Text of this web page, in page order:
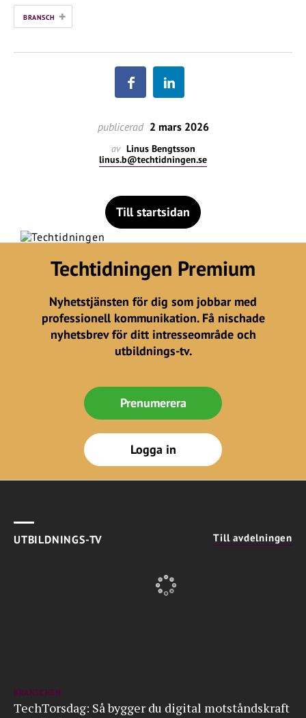
BRANSCH +
publicerad 2 mars 2026
av Linus Bengtsson
linus.b@techtidningen.se
Till startsidan
Techtidningen Premium
Nyhetstjänsten för dig som jobbar med
professionell kommunikation. Få nischade
nyhetsbrev för ditt intresseområde och
utbildnings-tv.
Prenumerera
Logga in
UTBILDNINGS-TV Till avdelningen
BRANSCHEN
TechTorsdag: Så bygger du digital motståndskraft